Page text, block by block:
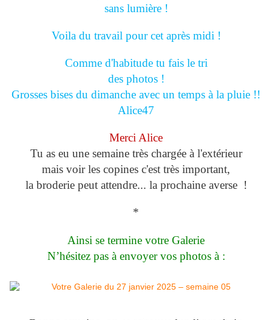
sans lumière !
Voila du travail pour cet après midi !
Comme d'habitude tu fais le tri
des photos !
Grosses bises du dimanche avec un temps à la pluie !!
Alice47
Merci Alice
Tu as eu une semaine très chargée à l'extérieur
mais voir les copines c'est très important,
la broderie peut attendre... la prochaine averse !
*
Ainsi se termine votre Galerie
N’hésitez pas à envoyer vos photos à :